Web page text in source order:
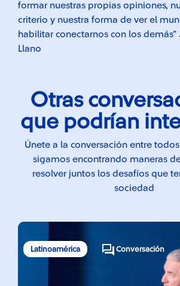
formar nuestras propias opiniones,
criterio y nuestra forma de ver el
habilitar conectarnos con los demás”
Llano
Otras
que podrían
Únete a la conversación entre
sigamos encontrando maneras
resolver juntos los desafíos que
sociedad
Latinoamérica Conversación